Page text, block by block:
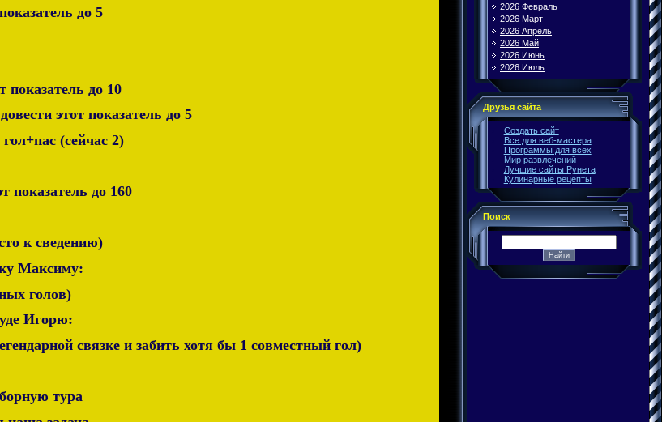
до 5
показатель до 10
этот показатель до 5
(сейчас 2)
показатель до 160
к сведению)
Максиму:
голов)
Игорю:
связке и забить хотя бы 1 совместный гол)
тура
2026 Февраль
2026 Март
2026 Апрель
2026 Май
2026 Июнь
2026 Июль
Друзья сайта
Создать сайт
Все для веб-мастера
Программы для всех
Мир развлечений
Лучшие сайты Рунета
Кулинарные рецепты
Поиск